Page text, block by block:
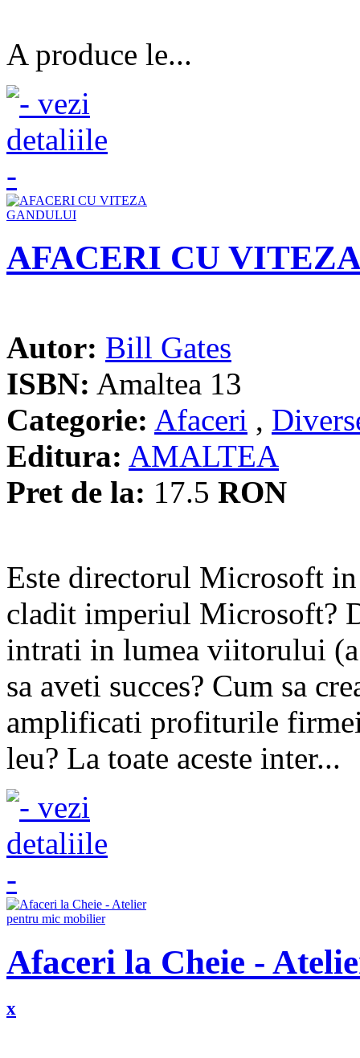
A produce le...
AFACERI CU
Autor: Bill Gates
ISBN: Amaltea 13
Categorie: Afaceri ,
Editura: AMALTEA
Pret de la: 17.5 RON
Este directorul Microsoft
cladit imperiul Microsoft?
intrati in lumea viitorului
sa aveti succes? Cum sa
amplificati profiturile
leu? La toate aceste inter...
Afaceri la Cheie -
x